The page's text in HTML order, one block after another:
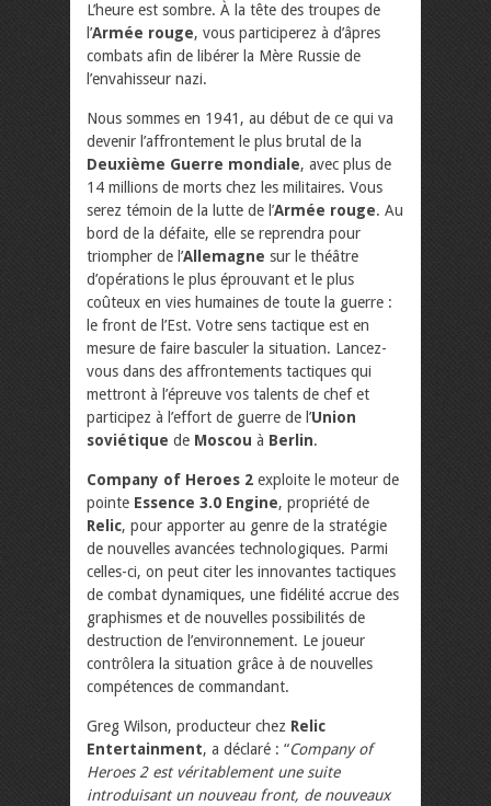
L’heure est sombre. À la tête des troupes de
l’Armée rouge, vous participerez à d’âpres
combats afin de libérer la Mère Russie de
l’envahisseur nazi.
Nous sommes en 1941, au début de ce qui va
devenir l’affrontement le plus brutal de la
Deuxième Guerre mondiale, avec plus de
14 millions de morts chez les militaires. Vous
serez témoin de la lutte de l’Armée rouge. Au
bord de la défaite, elle se reprendra pour
triompher de l’Allemagne sur le théâtre
d’opérations le plus éprouvant et le plus
coûteux en vies humaines de toute la guerre :
le front de l’Est. Votre sens tactique est en
mesure de faire basculer la situation. Lancez-
vous dans des affrontements tactiques qui
mettront à l’épreuve vos talents de chef et
participez à l’effort de guerre de l’Union
soviétique de Moscou à Berlin.
Company of Heroes 2 exploite le moteur de
pointe Essence 3.0 Engine, propriété de
Relic, pour apporter au genre de la stratégie
de nouvelles avancées technologiques. Parmi
celles-ci, on peut citer les innovantes tactiques
de combat dynamiques, une fidélité accrue des
graphismes et de nouvelles possibilités de
destruction de l’environnement. Le joueur
contrôlera la situation grâce à de nouvelles
compétences de commandant.
Greg Wilson, producteur chez Relic
Entertainment, a déclaré : “Company of
Heroes 2 est véritablement une suite
introduisant un nouveau front, de nouveaux